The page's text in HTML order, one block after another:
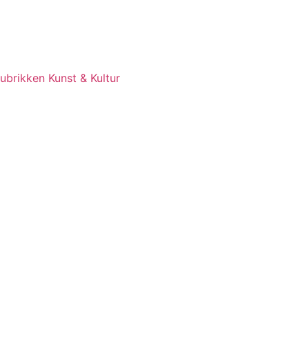
Kunst & Kultur